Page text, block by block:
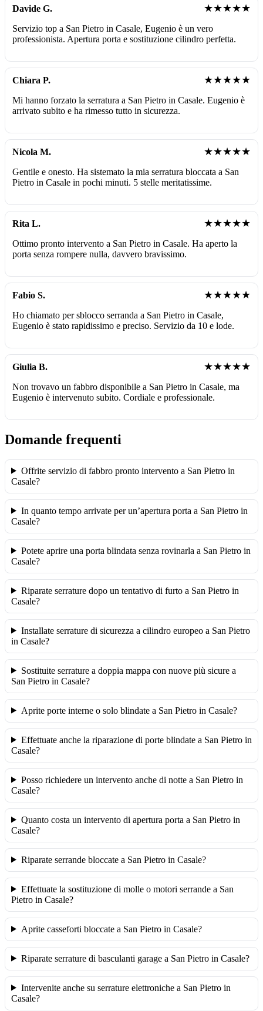
Davide G. ★★★★★
Servizio top a San Pietro in Casale, Eugenio è un vero
professionista. Apertura porta e sostituzione cilindro perfetta.
Chiara P. ★★★★★
Mi hanno forzato la serratura a San Pietro in Casale. Eugenio è
arrivato subito e ha rimesso tutto in sicurezza.
Nicola M. ★★★★★
Gentile e onesto. Ha sistemato la mia serratura bloccata a San
Pietro in Casale in pochi minuti. 5 stelle meritatissime.
Rita L. ★★★★★
Ottimo pronto intervento a San Pietro in Casale. Ha aperto la
porta senza rompere nulla, davvero bravissimo.
Fabio S. ★★★★★
Ho chiamato per sblocco serranda a San Pietro in Casale,
Eugenio è stato rapidissimo e preciso. Servizio da 10 e lode.
Giulia B. ★★★★★
Non trovavo un fabbro disponibile a San Pietro in Casale, ma
Eugenio è intervenuto subito. Cordiale e professionale.
Domande frequenti
Offrite servizio di fabbro pronto intervento a San Pietro in
Casale?
In quanto tempo arrivate per un’apertura porta a San Pietro in
Casale?
Potete aprire una porta blindata senza rovinarla a San Pietro in
Casale?
Riparate serrature dopo un tentativo di furto a San Pietro in
Casale?
Installate serrature di sicurezza a cilindro europeo a San Pietro
in Casale?
Sostituite serrature a doppia mappa con nuove più sicure a
San Pietro in Casale?
Aprite porte interne o solo blindate a San Pietro in Casale?
Effettuate anche la riparazione di porte blindate a San Pietro in
Casale?
Posso richiedere un intervento anche di notte a San Pietro in
Casale?
Quanto costa un intervento di apertura porta a San Pietro in
Casale?
Riparate serrande bloccate a San Pietro in Casale?
Effettuate la sostituzione di molle o motori serrande a San
Pietro in Casale?
Aprite casseforti bloccate a San Pietro in Casale?
Riparate serrature di basculanti garage a San Pietro in Casale?
Intervenite anche su serrature elettroniche a San Pietro in
Casale?